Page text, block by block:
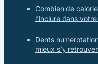
Combien de
l’inclure dans
Dents
mieux s’y retrouver